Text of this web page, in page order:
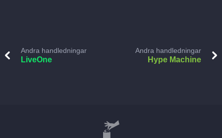
Andra handledningar
LiveOne
Andra handledningar
Hype Machine